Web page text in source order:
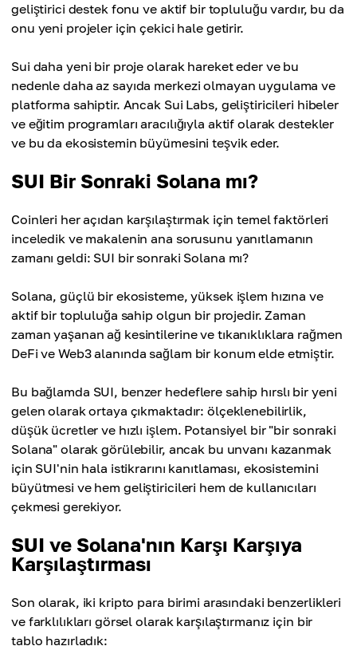
geliştirici destek fonu ve aktif bir topluluğu vardır, bu da
onu yeni projeler için çekici hale getirir.
Sui daha yeni bir proje olarak hareket eder ve bu
nedenle daha az sayıda merkezi olmayan uygulama ve
platforma sahiptir. Ancak Sui Labs, geliştiricileri hibeler
ve eğitim programları aracılığıyla aktif olarak destekler
ve bu da ekosistemin büyümesini teşvik eder.
SUI Bir Sonraki Solana mı?
Coinleri her açıdan karşılaştırmak için temel faktörleri
inceledik ve makalenin ana sorusunu yanıtlamanın
zamanı geldi: SUI bir sonraki Solana mı?
Solana, güçlü bir ekosisteme, yüksek işlem hızına ve
aktif bir topluluğa sahip olgun bir projedir. Zaman
zaman yaşanan ağ kesintilerine ve tıkanıklıklara rağmen
DeFi ve Web3 alanında sağlam bir konum elde etmiştir.
Bu bağlamda SUI, benzer hedeflere sahip hırslı bir yeni
gelen olarak ortaya çıkmaktadır: ölçeklenebilirlik,
düşük ücretler ve hızlı işlem. Potansiyel bir "bir sonraki
Solana" olarak görülebilir, ancak bu unvanı kazanmak
için SUI'nin hala istikrarını kanıtlaması, ekosistemini
büyütmesi ve hem geliştiricileri hem de kullanıcıları
çekmesi gerekiyor.
SUI ve Solana'nın Karşı Karşıya
Karşılaştırması
Son olarak, iki kripto para birimi arasındaki benzerlikleri
ve farklılıkları görsel olarak karşılaştırmanız için bir
tablo hazırladık: